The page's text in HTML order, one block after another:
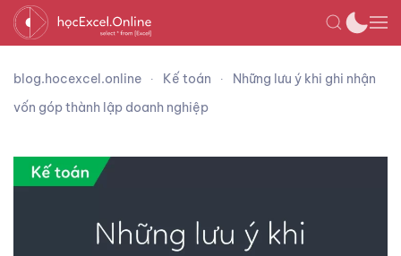
blog.hocexcel.online Kế toán
Những lưu ý khi ghi nhận
vốn góp thành lập doanh nghiệp